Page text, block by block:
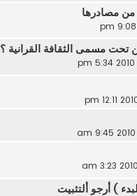
من مصادرها
مسمى الثقافة القرانية ؟
) أرجو ألتثبيت